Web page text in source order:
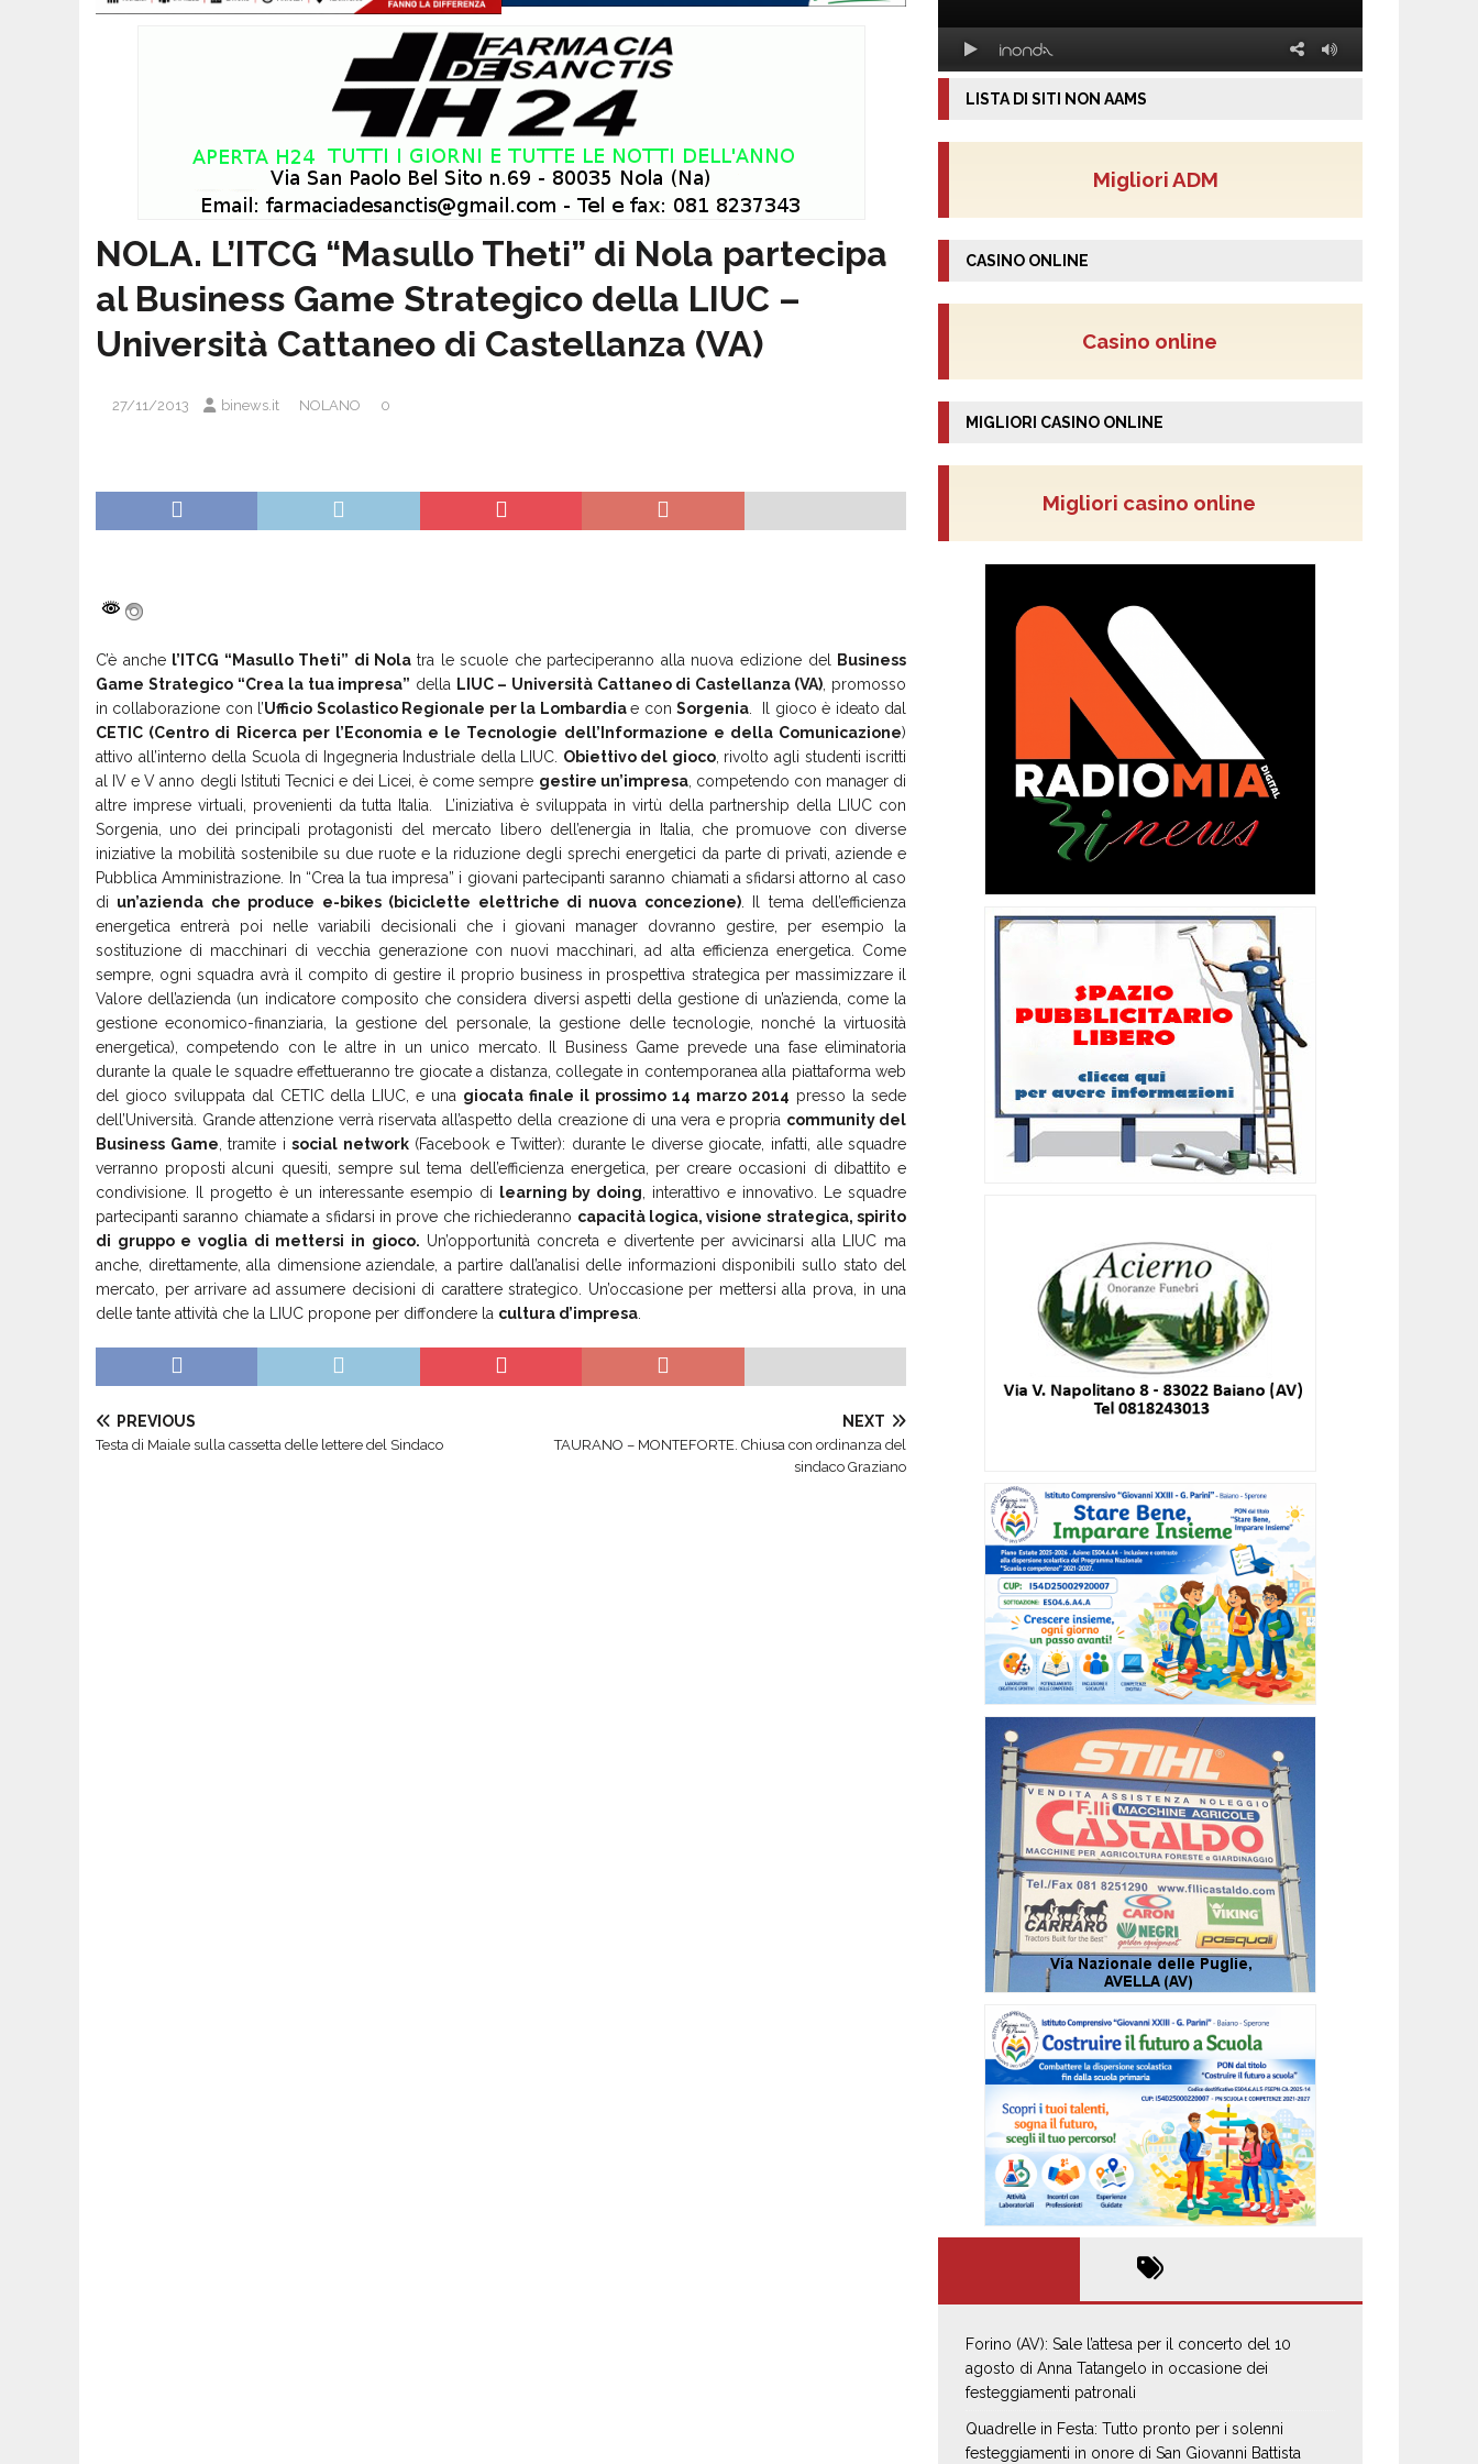
NOLA. L’ITCG “Masullo Theti” di Nola partecipa
al Business Game Strategico della LIUC –
Università Cattaneo di Castellanza (VA)
27/11/2013 binews.it NOLANO 0
C’è anche l’ITCG “Masullo Theti” di Nola tra le scuole che parteciperanno alla nuova edizione del
Business
Game Strategico “Crea la tua impresa” della LIUC – Università Cattaneo di Castellanza (VA) , promosso
in collaborazione con l’Ufficio Scolastico Regionale per la Lombardiae conSorgenia . Il gioco è ideato dal
CETIC (Centro di Ricerca per l’Economia e le Tecnologie dell’Informazione e della Comunicazione)
attivo all’interno della Scuola di Ingegneria Industriale della LIUC. Obiettivo del gioco, rivolto agli studenti iscritti
al IV e V anno degli Istituti Tecnici e dei Licei, è come sempre gestire un’impresa, competendo con manager di
altre imprese virtuali, provenienti da tutta Italia. L’iniziativa è sviluppata in virtù della partnership della LIUC con
Sorgenia, uno dei principali protagonisti del mercato libero dell’energia in Italia, che promuove con diverse
iniziative la mobilità sostenibile su due ruote e la riduzione degli sprechi energetici da parte di privati, aziende e
Pubblica Amministrazione. In “Crea la tua impresa” i giovani partecipanti saranno chiamati a sfidarsi attorno al caso
di un’azienda che produce e-bikes (biciclette elettriche di nuova concezione). Il tema dell’efficienza
energetica entrerà poi nelle variabili decisionali che i giovani manager dovranno gestire, per esempio la
sostituzione di macchinari di vecchia generazione con nuovi macchinari, ad alta efficienza energetica. Come
sempre, ogni squadra avrà il compito di gestire il proprio business in prospettiva strategica per massimizzare il
Valore dell’azienda (un indicatore composito che considera diversi aspetti della gestione di un’azienda, come la
gestione economico-finanziaria, la gestione del personale, la gestione delle tecnologie, nonché la virtuosità
energetica), competendo con le altre in un unico mercato. Il Business Game prevede una fase eliminatoria
durante la quale le squadre effettueranno tre giocate a distanza, collegate in contemporanea alla piattaforma web
del gioco sviluppata dal CETIC della LIUC, e una giocata finale il prossimo 14 marzo 2014 presso la sede
dell’Università. Grande attenzione verrà riservata all’aspetto della creazione di una vera e propria community del
Business Game , tramite isocial network(Facebook e Twitter): durante le diverse giocate, infatti, alle squadre
verranno proposti alcuni quesiti, sempre sul tema dell’efficienza energetica, per creare occasioni di dibattito e
condivisione. Il progetto è un interessante esempio di
learning by doing , interattivo e innovativo. Le squadre
partecipanti saranno chiamate a sfidarsi in prove che richiederanno capacità logica, visione strategica, spirito
di gruppo e voglia di mettersi in gioco. Un’opportunità concreta e divertente per avvicinarsi alla LIUC ma
anche, direttamente, alla dimensione aziendale, a partire dall’analisi delle informazioni disponibili sullo stato del
mercato, per arrivare ad assumere decisioni di carattere strategico. Un’occasione per mettersi alla prova, in una
delle tante attività che la LIUC propone per diffondere la cultura d’impresa
PREVIOUS
Testa di Maiale sulla cassetta delle lettere del Sindaco
NEXT
TAURANO – MONTEFORTE. Chiusa con ordinanza del
sindaco Graziano
LISTA DI SITI NON AAMS
Migliori ADM
CASINO ONLINE
Casino online
MIGLIORI CASINO ONLINE
Migliori casino online
Forino (AV): Sale l’attesa per il concerto del 10
agosto di Anna Tatangelo in occasione dei
festeggiamenti patronali
Quadrelle in Festa: Tutto pronto per i solenni
festeggiamenti in onore di San Giovanni Battista